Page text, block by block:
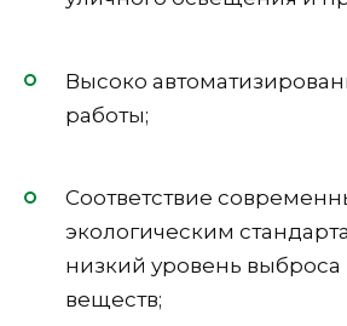
Высоко
работы;
Соответствие
экологическим
низкий уровень
веществ;